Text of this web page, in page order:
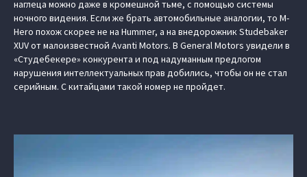
наглеца можно даже в кромешной тьме, с помощью системы
ночного видения. Если же брать автомобильные аналогии, то M-
Hero похож скорее не на Hummer, а на внедорожник Studebaker
XUV от малоизвестной Avanti Motors. В General Motors увидели в
«Студебекере» конкурента и под надуманным предлогом
нарушения интеллектуальных прав добились, чтобы он не стал
серийным. С китайцами такой номер не пройдет.